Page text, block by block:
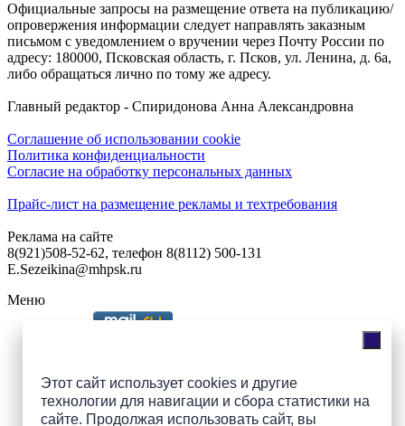
Этот сайт использует cookies и другие
технологии для навигации и сбора статистики на
сайте. Продолжая использовать сайт, вы
Официальные запросы на размещение ответа на публикацию/
опровержения информации следует направлять заказным
письмом с уведомлением о вручении через Почту России по
адресу: 180000, Псковская область, г. Псков, ул. Ленина, д. 6а,
либо обращаться лично по тому же адресу.
Главный редактор - Спиридонова Анна Александровна
Соглашение об использовании cookie
Политика конфиденциальности
Согласие на обработку персональных данных
Прайс-лист на размещение рекламы и техтребования
Реклама на сайте
8(921)508-52-62, телефон 8(8112) 500-131
E.Sezeikina@mhpsk.ru
Меню